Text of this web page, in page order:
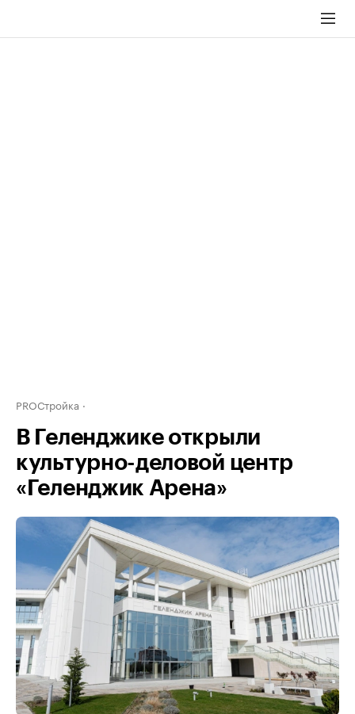
PROСтройка
В Геленджике открыли
культурно-деловой центр
«Геленджик Арена»